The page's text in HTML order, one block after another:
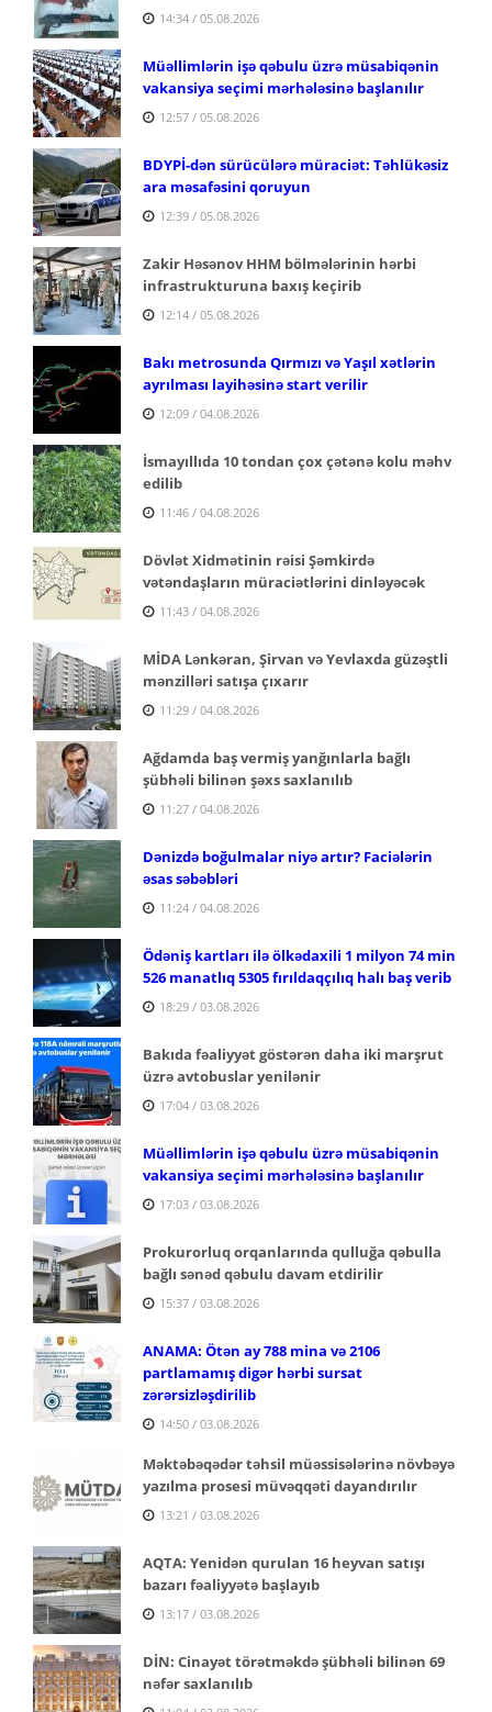
14:34 / 05.08.2026
Müəllimlərin işə qəbulu üzrə müsabiqənin
vakansiya seçimi mərhələsinə başlanılır
12:57 / 05.08.2026
BDYPİ-dən sürücülərə müraciət: Təhlükəsiz
ara məsafəsini qoruyun
12:39 / 05.08.2026
Zakir Həsənov HHM bölmələrinin hərbi
infrastrukturuna baxış keçirib
12:14 / 05.08.2026
Bakı metrosunda Qırmızı və Yaşıl xətlərin
ayrılması layihəsinə start verilir
12:09 / 04.08.2026
İsmayıllıda 10 tondan çox çətənə kolu məhv
edilib
11:46 / 04.08.2026
Dövlət Xidmətinin rəisi Şəmkirdə
vətəndaşların müraciətlərini dinləyəcək
11:43 / 04.08.2026
MİDA Lənkəran, Şirvan və Yevlaxda güzəştli
mənzilləri satışa çıxarır
11:29 / 04.08.2026
Ağdamda baş vermiş yanğınlarla bağlı
şübhəli bilinən şəxs saxlanılıb
11:27 / 04.08.2026
Dənizdə boğulmalar niyə artır? Faciələrin
əsas səbəbləri
11:24 / 04.08.2026
Ödəniş kartları ilə ölkədaxili 1 milyon 74 min
526 manatlıq 5305 fırıldaqçılıq halı baş verib
18:29 / 03.08.2026
Bakıda fəaliyyət göstərən daha iki marşrut
üzrə avtobuslar yenilənir
17:04 / 03.08.2026
Müəllimlərin işə qəbulu üzrə müsabiqənin
vakansiya seçimi mərhələsinə başlanılır
17:03 / 03.08.2026
Prokurorluq orqanlarında qulluğa qəbulla
bağlı sənəd qəbulu davam etdirilir
15:37 / 03.08.2026
ANAMA: Ötən ay 788 mina və 2106
partlamamış digər hərbi sursat
zərərsizləşdirilib
14:50 / 03.08.2026
Məktəbəqədər təhsil müəssisələrinə növbəyə
yazılma prosesi müvəqqəti dayandırılır
13:21 / 03.08.2026
AQTA: Yenidən qurulan 16 heyvan satışı
bazarı fəaliyyətə başlayıb
13:17 / 03.08.2026
DİN: Cinayət törətməkdə şübhəli bilinən 69
nəfər saxlanılıb